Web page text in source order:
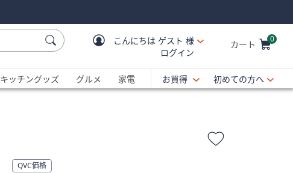
こんにちは ゲスト 様
ログイン
カート 0
キッチングッズ グルメ 家電 お買得 初めての方へ
QVC価格